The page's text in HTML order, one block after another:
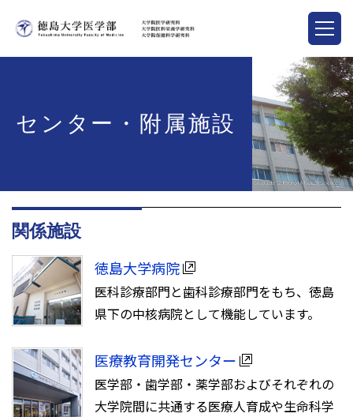
センター・附属施設
関係施設
徳島大学病院
医科診療部門と歯科診療部門をもち、徳島
県下の中核病院として機能しています。
医療教育開発センター
医学部・歯学部・薬学部およびそれぞれの
大学院間に共通する医療人育成や生命科学